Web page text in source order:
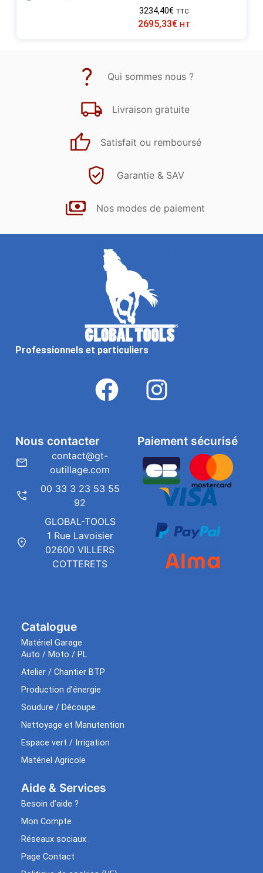
3234,40€ TTC
2695,33€ HT
Qui sommes nous ?
Livraison gratuite
Satisfait ou remboursé
Garantie & SAV
Nos modes de paiement
Professionnels et particuliers
Catalogue
Matériel Garage
Auto / Moto / PL
Atelier / Chantier BTP
Production d’énergie
Soudure / Découpe
Nettoyage et Manutention
Espace vert / Irrigation
Matériel Agricole
Aide & Services​
Besoin d’aide ?
Mon Compte
Réseaux sociaux
Page Contact
Paiement sécurisé
Nous contacter
contact@gt-
outillage.com
00 33 3 23 53 55
92
GLOBAL-TOOLS
1 Rue Lavoisier
02600 VILLERS
COTTERETS